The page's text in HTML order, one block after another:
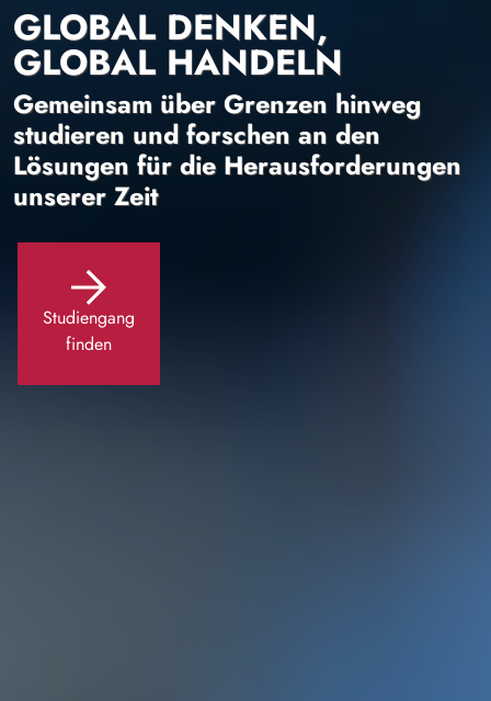
GLOBAL DENKEN,
GLOBAL HANDELN
Gemeinsam über Grenzen hinweg
studieren und forschen an den
Lösungen für die Herausforderungen
unserer Zeit
Studiengang
finden